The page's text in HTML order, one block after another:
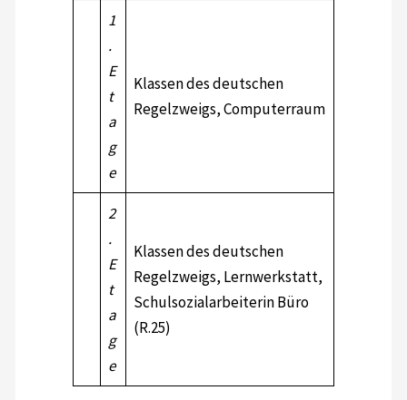
1
.
E
t
a
g
e
Klassen des deutschen
Regelzweigs, Computerraum
2
.
E
t
a
g
e
Klassen des deutschen
Regelzweigs, Lernwerkstatt,
Schulsozialarbeiterin Büro
(R.25)